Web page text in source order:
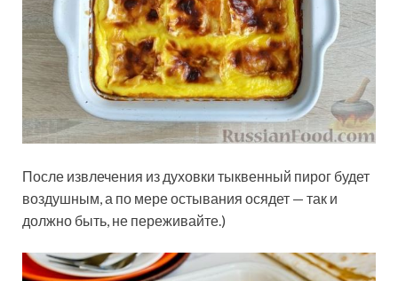
После извлечения из духовки тыквенный пирог будет
воздушным, а по мере остывания осядет — так и
должно быть, не переживайте.)